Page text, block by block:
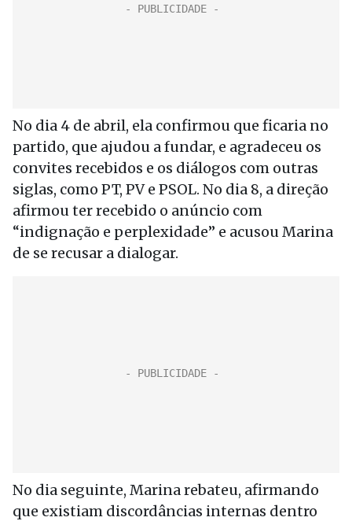
No dia 4 de abril, ela confirmou que ficaria no
partido, que ajudou a fundar, e agradeceu os
convites recebidos e os diálogos com outras
siglas, como PT, PV e PSOL. No dia 8, a direção
afirmou ter recebido o anúncio com
“indignação e perplexidade” e acusou Marina
de se recusar a dialogar.
No dia seguinte, Marina rebateu, afirmando
que existiam discordâncias internas dentro